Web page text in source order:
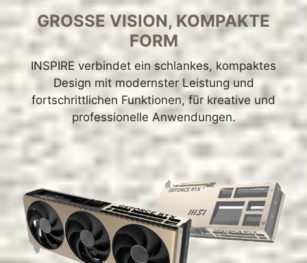
GROSSE VISION, KOMPAKTE
FORM
INSPIRE verbindet ein schlankes, kompaktes
Design mit modernster Leistung und
fortschrittlichen Funktionen, für kreative und
professionelle Anwendungen.